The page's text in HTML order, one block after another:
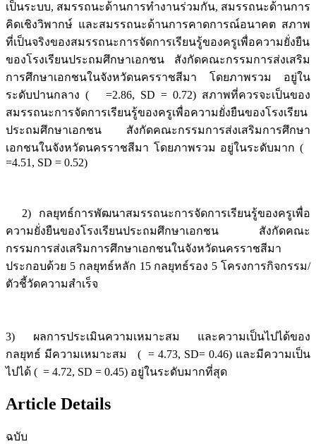
เป็นระบบ, สมรรถนะด้านการทำงานร่วมกัน, สมรรถนะด้านการ
คิดเชิงวิพากษ์ และสมรรถนะด้านการคาดการณ์อนาคต สภาพ
ที่เป็นจริงของสมรรถนะการจัดการเรียนรู้ของครูเพื่อความยั่งยืน
ของโรงเรียนประถมศึกษาเอกชน สังกัดคณะกรรมการส่งเสริม
การศึกษาเอกชนในจังหวัดนครราชสีมา โดยภาพรวม อยู่ใน
ระดับปานกลาง ( =2.86, SD = 0.72) สภาพที่ควรจะเป็นของ
สมรรถนะการจัดการเรียนรู้ของครูเพื่อความยั่งยืนของโรงเรียน
ประถมศึกษาเอกชน สังกัดคณะกรรมการส่งเสริมการศึกษา
เอกชนในจังหวัดนครราชสีมา โดยภาพรวม อยู่ในระดับมาก (
=4.51, SD = 0.52)
2) กลยุทธ์การพัฒนาสมรรถนะการจัดการเรียนรู้ของครูเพื่อ
ความยั่งยืนของโรงเรียนประถมศึกษาเอกชน สังกัดคณะ
กรรมการส่งเสริมการศึกษาเอกชนในจังหวัดนครราชสีมา
ประกอบด้วย 5 กลยุทธ์หลัก 15 กลยุทธ์รอง 5 โครงการกิจกรรม/
ตัวชี้วัดความสำเร็จ
3) ผลการประเมินความเหมาะสม และความเป็นไปได้ของ
กลยุทธ์ มีความเหมาะสม ( = 4.73, SD= 0.46) และมีความเป็น
ไปได้ ( = 4.72, SD = 0.45) อยู่ในระดับมากที่สุด
Article Details
ฉบับ